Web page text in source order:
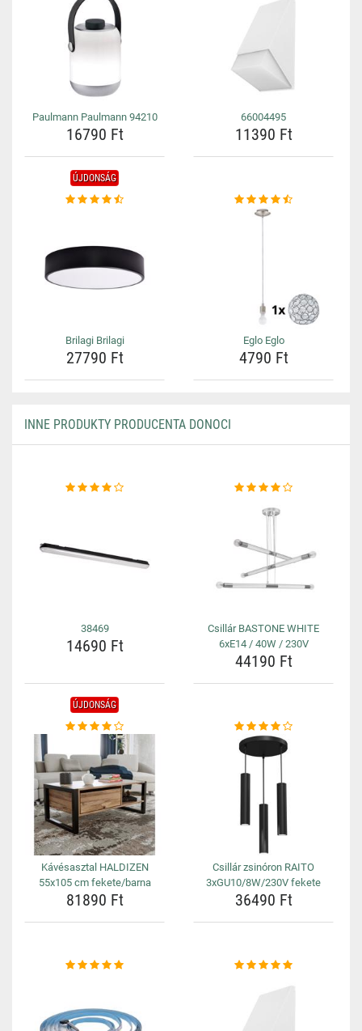
Paulmann Paulmann 94210
16790 Ft
66004495
11390 Ft
ÚJDONSÁG
Brilagi Brilagi
27790 Ft
Eglo Eglo
4790 Ft
INNE PRODUKTY PRODUCENTA DONOCI
38469
14690 Ft
Csillár BASTONE WHITE
6xE14 / 40W / 230V
44190 Ft
ÚJDONSÁG
Kávésasztal HALDIZEN
55x105 cm fekete/barna
81890 Ft
Csillár zsinóron RAITO
3xGU10/8W/230V fekete
36490 Ft